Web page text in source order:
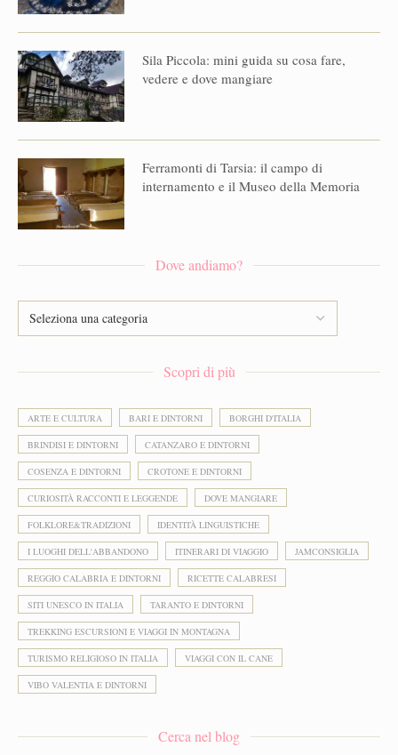
Sila Piccola: mini guida su cosa fare,
vedere e dove mangiare
Ferramonti di Tarsia: il campo di
internamento e il Museo della Memoria
Dove andiamo?
Scopri di più
ARTE E CULTURA BARI E DINTORNI BORGHI D'ITALIA
BRINDISI E DINTORNI CATANZARO E DINTORNI
COSENZA E DINTORNI CROTONE E DINTORNI
CURIOSITÀ RACCONTI E LEGGENDE DOVE MANGIARE
FOLKLORE&TRADIZIONI IDENTITÀ LINGUISTICHE
I LUOGHI DELL'ABBANDONO ITINERARI DI VIAGGIO JAMCONSIGLIA
REGGIO CALABRIA E DINTORNI RICETTE CALABRESI
SITI UNESCO IN ITALIA TARANTO E DINTORNI
TREKKING ESCURSIONI E VIAGGI IN MONTAGNA
TURISMO RELIGIOSO IN ITALIA VIAGGI CON IL CANE
VIBO VALENTIA E DINTORNI
Cerca nel blog